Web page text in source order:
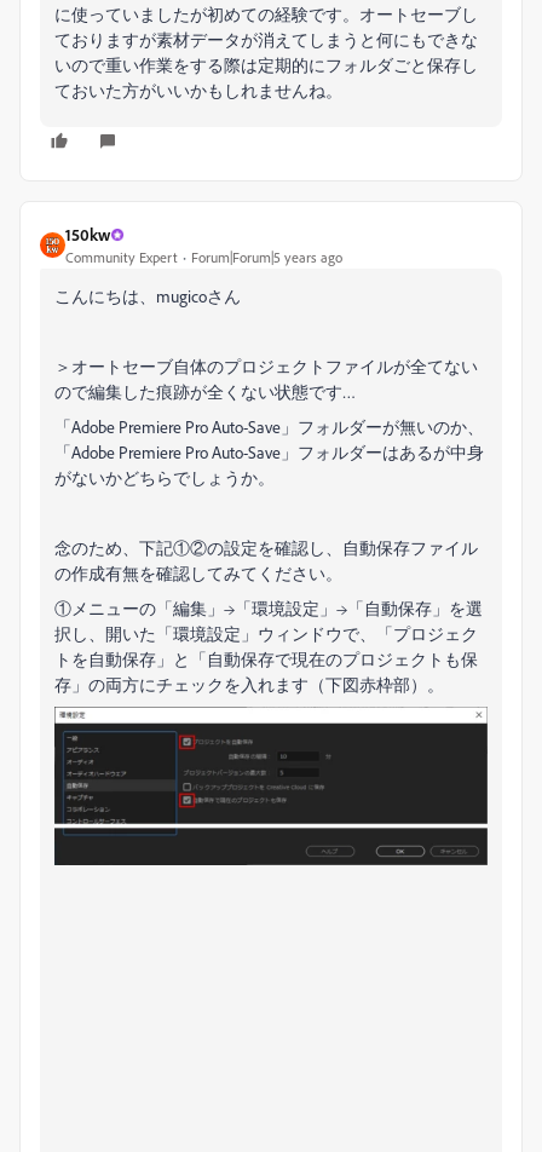
に使っていましたが初めての経験です。オートセーブし
ておりますが素材データが消えてしまうと何にもできな
いので重い作業をする際は定期的にフォルダごと保存し
ておいた方がいいかもしれませんね。
150kw
Community Expert Forum|Forum|5 years ago
こんにちは、mugicoさん
＞オートセーブ自体のプロジェクトファイルが全てない
ので編集した痕跡が全くない状態です…
「Adobe Premiere Pro Auto-Save」フォルダーが無いのか、
「Adobe Premiere Pro Auto-Save」フォルダーはあるが中身
がないかどちらでしょうか。
念のため、下記①②の設定を確認し、自動保存ファイル
の作成有無を確認してみてください。
①メニューの「編集」→「環境設定」→「自動保存」を選
択し、開いた「環境設定」ウィンドウで、「プロジェク
トを自動保存」と「自動保存で現在のプロジェクトも保
存」の両方にチェックを入れます（下図赤枠部）。